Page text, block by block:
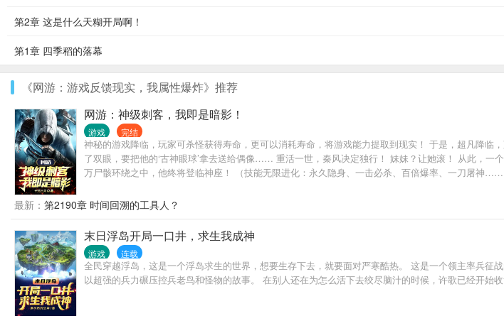
第2章 这是什么天糊开局啊！
第1章 四季稻的落幕
《网游：游戏反馈现实，我属性爆炸》推荐
网游：神级刺客，我即是暗影！
游戏 完结
神秘的游戏降临，玩家可杀怪获得寿命，更可以消耗寿命，将游戏能力提取到现实！ 于是，超凡降
了双眼，要把他的‘古神眼球’拿去送给偶像…… 重活一世，秦风决定独行！ 妹妹？让她滚！ 从此，
万尸骸环绕之中，他终将登临神座！ （技能无限进化：永久隐身、一击必杀、百倍爆率、一刀屠神……
最新： 第2190章 时间回溯的工具人？
末日浮岛开局一口井，求生我成神
游戏 连载
全民穿越浮岛，这是一个浮岛求生的世界，想要生存下去，就要面对严寒酷热。 这是一个领主率兵
以超强的兵力碾压控兵老鸟和怪物的故事。 在别人还在为怎么活下去绞尽脑汁的时候，许歌已经开始